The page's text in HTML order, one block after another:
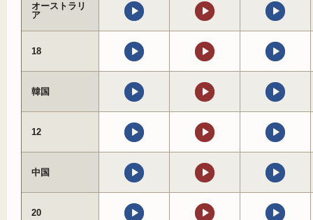
オーストラリ
ア
18
韓国
12
中国
20